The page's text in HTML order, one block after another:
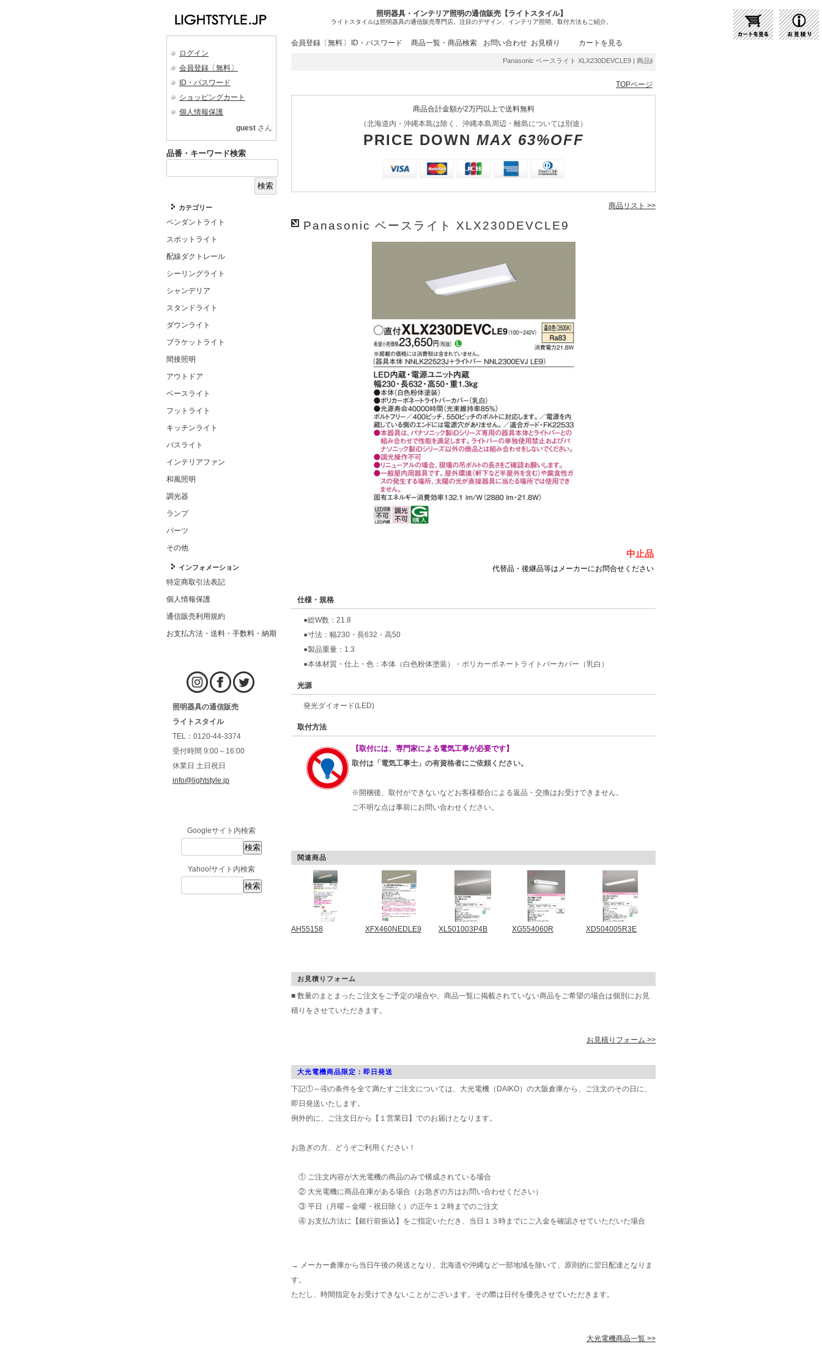
照明器具・インテリア照明の通信販売【ライトスタイル】
ライトスタイルは照明器具の通信販売専門店。注目のデザイン、インテリア照明、取付方法もご紹介。
ログイン
会員登録〔無料〕
ID・パスワード
ショッピングカート
個人情報保護
guest さん
品番・キーワード検索
カテゴリー
ペンダントライト
スポットライト
配線ダクトレール
シーリングライト
シャンデリア
スタンドライト
ダウンライト
ブラケットライト
間接照明
アウトドア
ベースライト
フットライト
キッチンライト
バスライト
インテリアファン
和風照明
調光器
ランプ
パーツ
その他
インフォメーション
特定商取引法表記
個人情報保護
通信販売利用規約
お支払方法・送料・手数料・納期
照明器具の通信販売
ライトスタイル
TEL：0120-44-3374
受付時間 9:00～16:00
休業日 土日祝日
info@lightstyle.jp
Googleサイト内検索
Yahoo!サイト内検索
会員登録〔無料〕 ID・パスワード 商品一覧・商品検索 お問い合わせ お見積り カートを見る
Panasonic ベースライト XLX230DEVCLE9 | 商品紹介 | 照明器具の通販・インテリア照明の通信販売【ライト
TOPページ
商品合計金額が2万円以上で送料無料
（北海道内・沖縄本島は除く、沖縄本島周辺・離島については別途）
PRICE DOWN MAX 63%OFF
商品リスト >>
Panasonic ベースライト XLX230DEVCLE9
中止品
代替品・後継品等はメーカーにお問合せください
仕様・規格
●総W数：21.8
●寸法：幅230・長632・高50
●製品重量：1.3
●本体材質・仕上・色：本体（白色粉体塗装）・ポリカーボネートライトバーカバー（乳白）
光源
発光ダイオード(LED)
取付方法
【取付には、専門家による電気工事が必要です】
取付は「電気工事士」の有資格者にご依頼ください。
※開梱後、取付ができないなどお客様都合による返品・交換はお受けできません。
ご不明な点は事前にお問い合わせください。
関連商品
AH55158 XFX460NEDLE9 XL501003P4B XG554060R XD504005R3E
お見積りフォーム
■ 数量のまとまったご注文をご予定の場合や、商品一覧に掲載されていない商品をご希望の場合は個別にお見
積りをさせていただきます。
お見積りフォーム >>
大光電機商品限定：即日発送
下記①～④の条件を全て満たすご注文については、大光電機（DAIKO）の大阪倉庫から、ご注文のその日に、
即日発送いたします。
例外的に、ご注文日から【１営業日】でのお届けとなります。
お急ぎの方、どうぞご利用ください！
① ご注文内容が大光電機の商品のみで構成されている場合
② 大光電機に商品在庫がある場合（お急ぎの方はお問い合わせください）
③ 平日（月曜～金曜・祝日除く）の正午１２時までのご注文
④ お支払方法に【銀行前振込】をご指定いただき、当日１３時までにご入金を確認させていただいた場合
→ メーカー倉庫から当日午後の発送となり、北海道や沖縄など一部地域を除いて、原則的に翌日配達となりま
す。
ただし、時間指定をお受けできないことがございます。その際は日付を優先させていただきます。
大光電機商品一覧 >>